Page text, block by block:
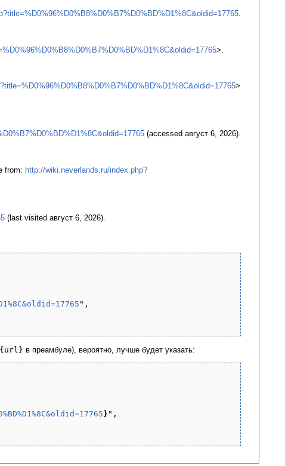
.
>.
>
(accessed август 6, 2026).
from: http://wiki.neverlands.ru/index.php?
(last visited август 6, 2026).
",
в преамбуле), вероятно, лучше будет указать:
} ",